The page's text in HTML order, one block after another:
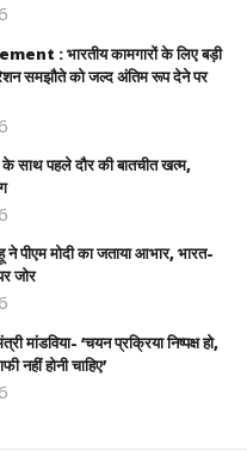
: भारतीय कामगारों के लिए बड़ी
समझौते को जल्द अंतिम रूप देने पर
साथ पहले दौर की बातचीत खत्म,
ने पीएम मोदी का जताया आभार, भारत-
जोर
मांडविया- ‘चयन प्रक्रिया निष्पक्ष हो,
नहीं होनी चाहिए’